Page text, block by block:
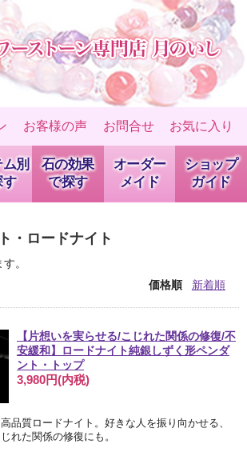
お客様の声 お問合せ お気に入り
別
す
石の効果
で探す
オーダー
メイド
ショップ
ガイド
・ロードナイト
。
価格順
新着順
【片想いを実らせる/こじれた関係の修復/不
安緩和】ロードナイト純銀しずく形ペンダ
ント・トップ
3,980円(内税)
品質ロードナイト。好きな人を振り向かせる、
れた関係の修復にも。